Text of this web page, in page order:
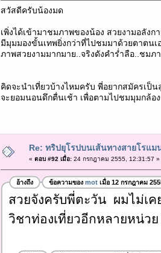
สวัสดีครับน้องมด
เพิ่งได้เข้ามาชมภาพของน้อง สวยงามอลังก
มีมุมมองขั้นเทพยิ่งกว่าที่ไปชมมาด้วยตาตนเ
ภาพสวยงามมากมาย..จริงดังคำร่ำลือ..ชม
คิดจะนำเที่ยวบ้างไหมครับ พี่อยากสมัครเ
จะยอมนอนดึกตื่นเช้า เพื่อตามไปชมมุมกล้อ
Re: ทริปยุโรปบนเส้นทางสายโรแม
« ตอบ #92 เมื่อ:24 กรกฎาคม 2555, 12:31:57 »
อ้างถึง ข้อความของ motเมื่อ 12 กรกฎาคม
สวยจังครับพี่ตะวัน ผมไม่เ
วิชาท่องเที่ยวอีกหลายหน่ว